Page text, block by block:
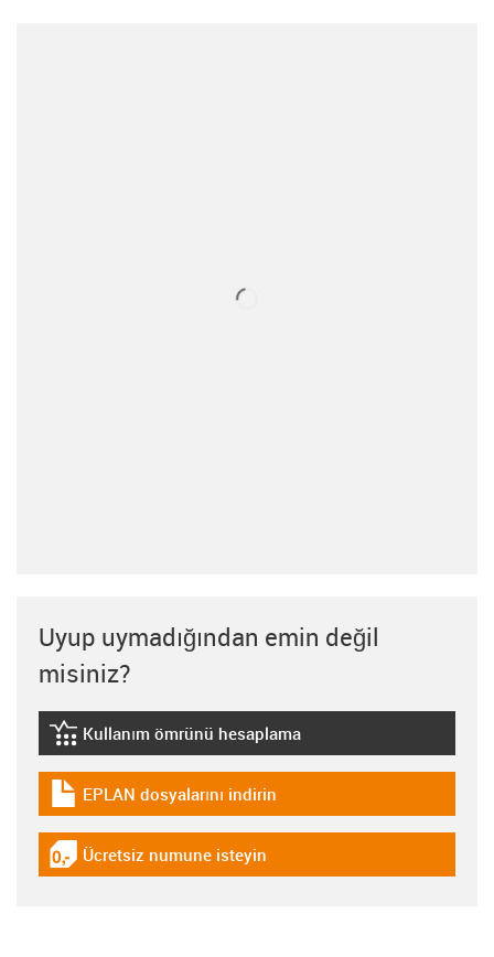
Uyup uymadığından emin değil
misiniz?
igus-icon-lebensdauerrechner
Kullanım ömrünü hesaplama
igus-icon-download-plan
EPLAN dosyalarını indirin
igus-icon-gratismuster
Ücretsiz numune isteyin